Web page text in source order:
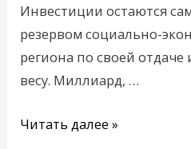
Инвестиции остаются
резервом социально-
региона по своей
весу. Миллиард, …
Читать далее »